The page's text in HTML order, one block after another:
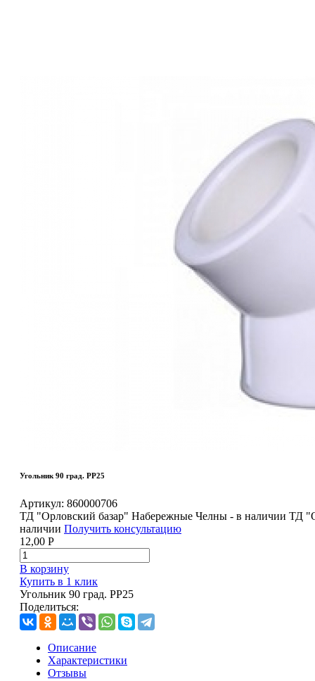
Угольник 90 град. РР25
Артикул: 860000706
ТД "Орловский базар" Набережные Челны - в наличии ТД
наличии Получить консультацию
12,00 Р
В корзину
Купить в 1 клик
Угольник 90 град. РР25
Поделиться:
Описание
Характеристики
Отзывы